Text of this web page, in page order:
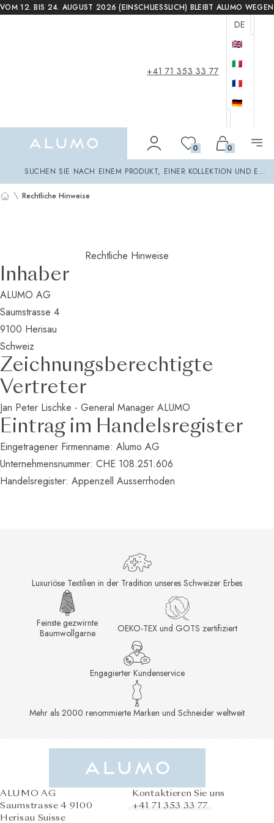
VOM 12. BIS 24. AUGUST 2026 (EINSCHLIESSLICH) BLEIBT ALUMO WEGEN
+41 71 353 33 77
DE
🇬🇧
🇮🇹
🇫🇷
🇩🇪
0 0
SUCHEN SIE NACH EINEM PRODUKT, EINER KOLLEKTION UND
\ Rechtliche Hinweise
Rechtliche Hinweise
Inhaber
ALUMO AG
Saumstrasse 4
9100 Herisau
Schweiz
Zeichnungsberechtigte
Vertreter
Jan Peter Lischke - General Manager ALUMO
Eintrag im Handelsregister
Eingetragener Firmenname: Alumo AG
Unternehmensnummer: CHE 108.251.606
Handelsregister: Appenzell Ausserrhoden
Luxuriöse Textilien in der Tradition unseres Schweizer Erbes
Feinste gezwirnte
Baumwollgarne
OEKO-TEX und GOTS zertifiziert
Engagierter Kundenservice
Mehr als 2000 renommierte Marken und Schneider weltweit
ALUMO AG
Saumstrasse 4 9100
Herisau Suisse
Kontaktieren Sie uns
+41 71 353 33 77